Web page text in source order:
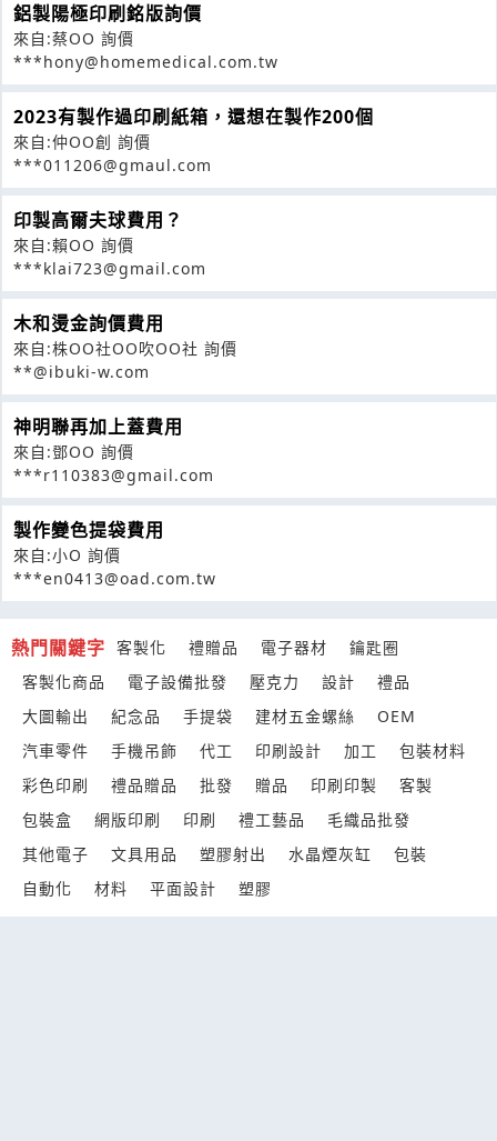
鋁製陽極印刷銘版詢價
來自:蔡OO 詢價
***hony@homemedical.com.tw
2023有製作過印刷紙箱，還想在製作200個
來自:仲OO創 詢價
***011206@gmaul.com
印製高爾夫球費用？
來自:賴OO 詢價
***klai723@gmail.com
木和燙金詢價費用
來自:株OO社OO吹OO社 詢價
**@ibuki-w.com
神明聯再加上蓋費用
來自:鄧OO 詢價
***r110383@gmail.com
製作變色提袋費用
來自:小O 詢價
***en0413@oad.com.tw
熱門關鍵字 客製化 禮贈品 電子器材
鑰匙圈
客製化商品
電子設備批發 壓克力 設計
禮品
大圖輸出
紀念品 手提袋 建材五金螺絲
OEM
汽車零件
手機吊飾 代工 印刷設計 加工
包裝材料
彩色印刷
禮品贈品 批發 贈品 印刷印製
客製
包裝盒
網版印刷 印刷 禮工藝品
毛織品批發
其他電子
文具用品 塑膠射出 水晶煙灰缸
包裝
自動化
材料 平面設計 塑膠